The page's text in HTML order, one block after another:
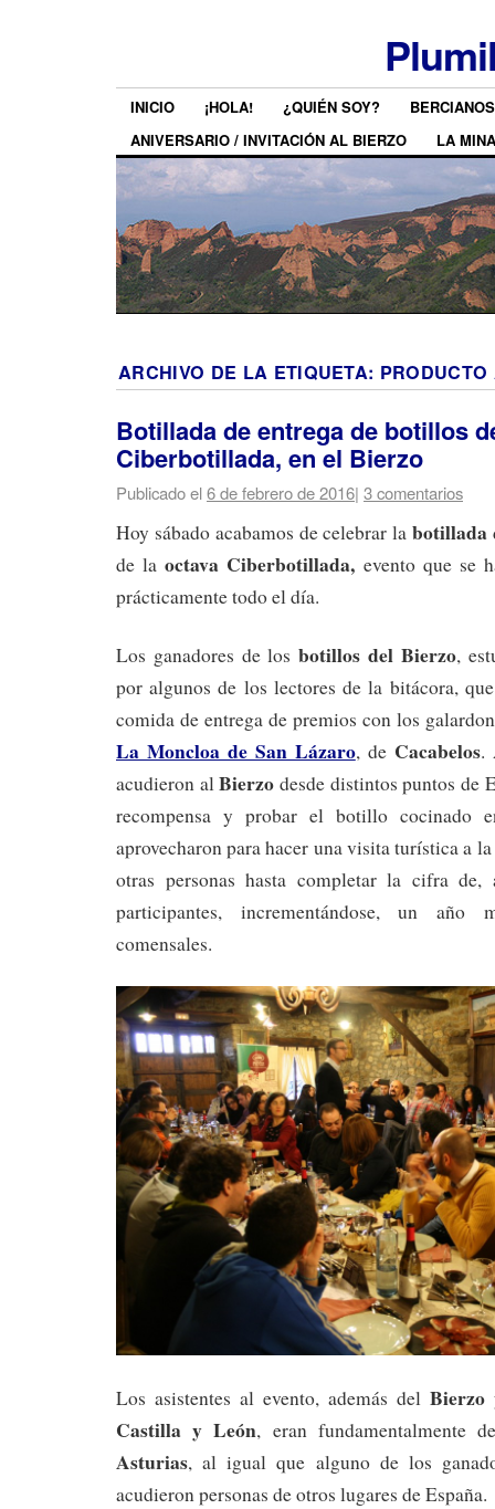
INICIO ¡HOLA! ¿QUIÉN SOY?
ANIVERSARIO / INVITACIÓN AL BIERZO
LA MINA
ARCHIVO DE LA ETIQUETA:
Botillada de entrega de botillos
Ciberbotillada, en el Bierzo
Publicado el6 de febrero de 2016| 3 comentarios
Hoy sábado acabamos de celebrar labotillada
de laoctava Ciberbotillada, evento que se
prácticamente todo el día.
Los ganadores de losbotillos del Bierzo,
por algunos de los lectores de la bitácora,
comida de entrega de premios con los
La Moncloa de San Lázaro, deCacabelos.
acudieron alBierzo desde distintos puntos de
recompensa y probar el botillo cocinado
aprovecharon para hacer una visita turística a
otras personas hasta completar la cifra de,
participantes, incrementándose, un
comensales.
Los asistentes al evento, además del Bierzo
Castilla y León, eran fundamentalmente
Asturias, al igual que alguno de los
acudieron personas de otros lugares de España.